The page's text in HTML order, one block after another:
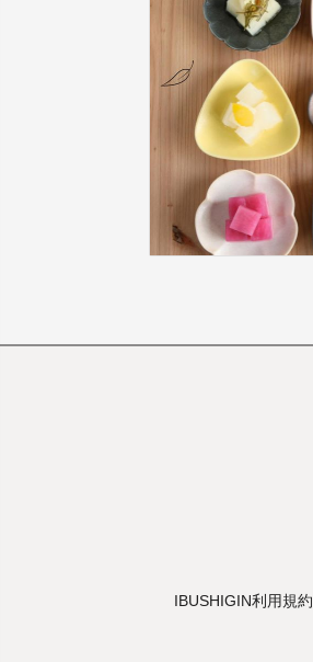
IBUSHIGIN利用規約